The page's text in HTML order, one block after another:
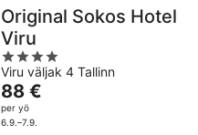
Original Sokos Hotel
Viru
4
out
of
5
Viru väljak 4 Tallinn
Hinta
on
88 €
88 €
per yö
6.9.–7.9.